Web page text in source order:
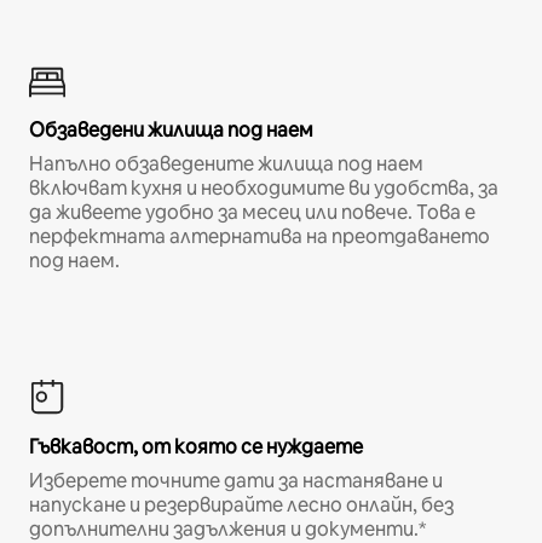
Обзаведени жилища под наем
Напълно обзаведените жилища под наем
включват кухня и необходимите ви удобства, за
да живеете удобно за месец или повече. Това е
перфектната алтернатива на преотдаването
под наем.
Гъвкавост, от която се нуждаете
Изберете точните дати за настаняване и
напускане и резервирайте лесно онлайн, без
допълнителни задължения и документи.*